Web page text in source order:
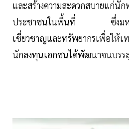
และสร้างความสะดวกสบายแก่นัก
ประชาชนในพื้นที่ ซึ่งมหา
เชี่ยวชาญและทรัพยากรเพื่อให้เ
นักลงทุนเอกชนได้พัฒนาจนบรร